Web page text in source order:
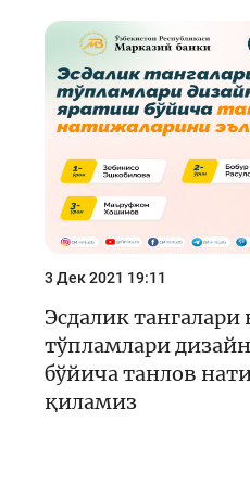
3 Дек 2021 19:11
Эсдалик тангалари
тўпламлари
бўйича танлов
қиламиз